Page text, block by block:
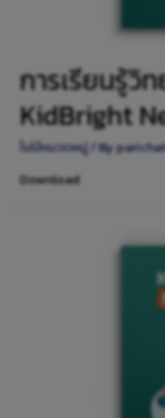
การเรียนรู้วิ
KidBright
ไม่มีหมวดหมู่/ By
Download